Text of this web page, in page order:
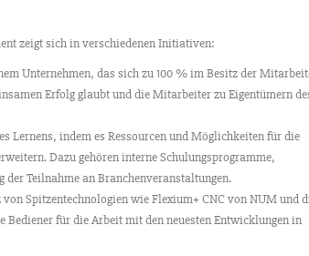
zeigt sich in verschiedenen Initiativen:
Unternehmen, das sich zu 100 % im Besitz der
Erfolg glaubt und die Mitarbeiter zu Eigentümern
Lernens, indem es Ressourcen und Möglichkeiten für die
Dazu gehören interne Schulungsprogramme,
Teilnahme an Branchenveranstaltungen.
von Spitzentechnologien wie Flexium+ CNC von NUM und
für die Arbeit mit den neuesten Entwicklungen in